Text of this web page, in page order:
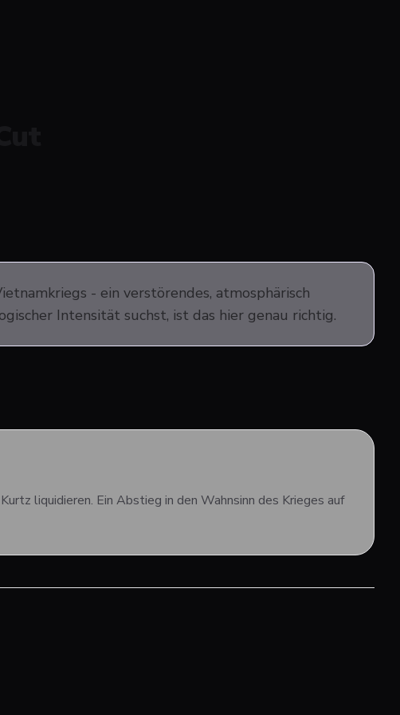
- ein verstörendes, atmosphärisch
Intensität suchst, ist das hier genau richtig.
liquidieren. Ein Abstieg in den Wahnsinn des Krieges auf